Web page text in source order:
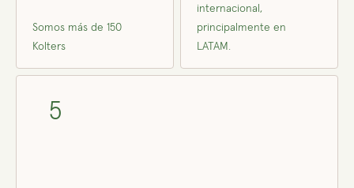
Somos más de 150
Kolters
internacional,
principalmente en
LATAM.
5